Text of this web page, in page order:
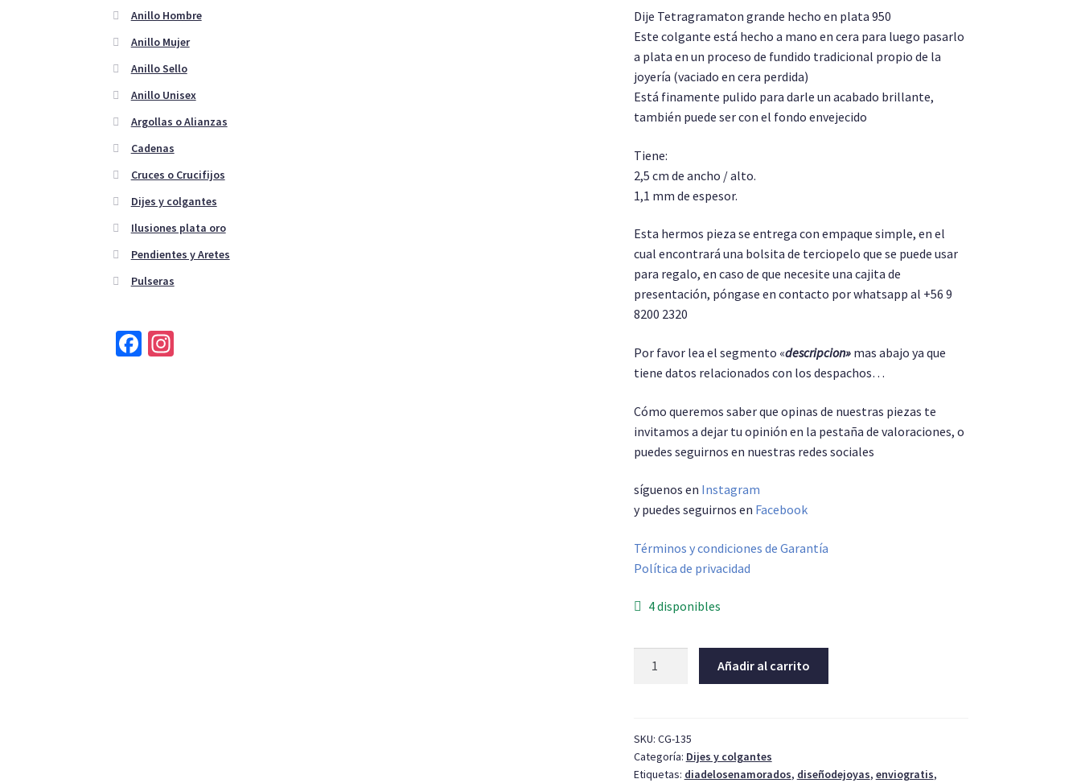
Dije Tetragramaton grande hecho en plata 950
Este colgante está hecho a mano en cera para luego pasarlo
a plata en un proceso de fundido tradicional propio de la
joyería (vaciado en cera perdida)
Está finamente pulido para darle un acabado brillante,
también puede ser con el fondo envejecido
Tiene:
2,5 cm de ancho / alto.
1,1 mm de espesor.
Esta hermos pieza se entrega con empaque simple, en el
cual encontrará una bolsita de terciopelo que se puede usar
para regalo, en caso de que necesite una cajita de
presentación, póngase en contacto por whatsapp al +56 9
8200 2320
Por favor lea el segmento «descripcion»mas abajo ya que
tiene datos relacionados con los despachos…
Cómo queremos saber que opinas de nuestras piezas te
invitamos a dejar tu opinión en la pestaña de valoraciones, o
puedes seguirnos en nuestras redes sociales
síguenos en Instagram
y puedes seguirnos en Facebook
Términos y condiciones de Garantía
Política de privacidad
4 disponibles
Añadir al carrito
SKU: CG-135
Categoría: Dijes y colgantes
Etiquetas: diadelosenamorados, diseñodejoyas, enviogratis,
Anillo Hombre
Anillo Mujer
Anillo Sello
Anillo Unisex
Argollas o Alianzas
Cadenas
Cruces o Crucifijos
Dijes y colgantes
Ilusiones plata oro
Pendientes y Aretes
Pulseras
Fa